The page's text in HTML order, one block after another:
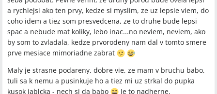
a rychlejsi ako ten prvy, kedze si myslim, ze uz lepsie viem, do
coho idem a tiez som presvedcena, ze to druhe bude lepsi
spac a nebude mat koliky, lebo inac...no neviem, neviem, ako
by som to zvladala, kedze prvorodeny nam dal v tomto smere
prve mesiace mimoriadne zabrat
Maly je strasne podareny, dobre vie, ze mam v bruchu babo,
tuli sa k nemu a pusinkuje ho a tiez mi uz strkal do pupka
kusok jablcka - nech si da babo
Je to nadherne.